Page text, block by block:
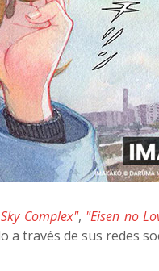
Complex", "Eisen no
a través de sus redes